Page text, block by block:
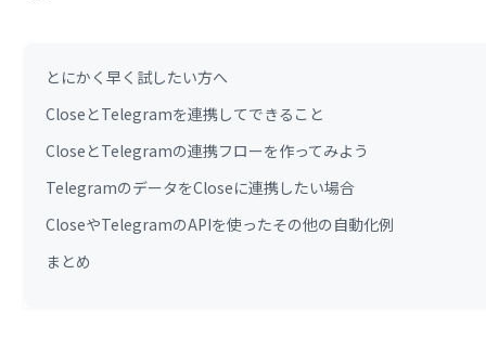
とにかく早く試したい方へ
CloseとTelegramを連携してできること
CloseとTelegramの連携フローを作ってみよう
TelegramのデータをCloseに連携したい場合
CloseやTelegramのAPIを使ったその他の自動化例
まとめ